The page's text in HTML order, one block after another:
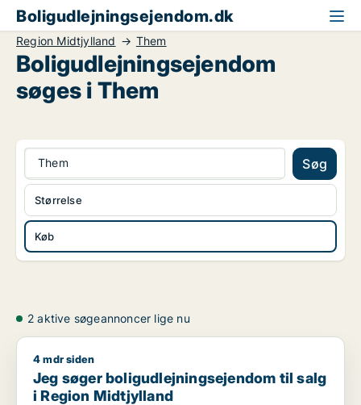
Boligudlejningsejendom.dk
Region Midtjylland Them
Boligudlejningsejendom
søges i Them
Them Søg
Køb
Størrelse
2 aktive søgeannoncer lige nu
Jeg søger boligudlejningsejendom til salg i Region
4 mdr siden
Jeg søger boligudlejningsejendom til salg
i Region Midtjylland